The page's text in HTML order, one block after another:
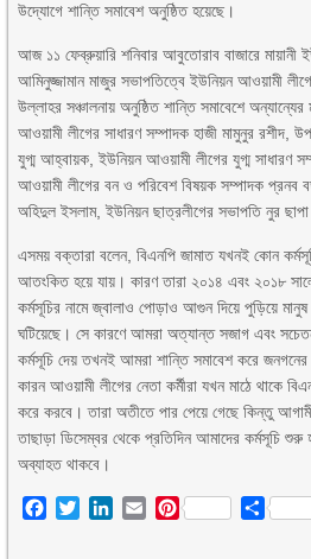
উদ্যোগে শান্তি সমাবেশ অনুষ্ঠিত হয়েছে।
আজ ১১ ফেব্রুয়ারি শনিবার আবুতোরাব বাজারে মায়ানী
আমিনুজ্জামান মাজুর সভাপতিত্বে ইউনিয়ন আওয়ামী
উল্লাহর সঞ্চালনায় অনুষ্ঠিত শান্তি সমাবেশে
আওয়ামী লীগের সাধারণ সম্পাদক হাজী মামুনুর রশীদ,
যুগ্ম আহ্বায়ক, ইউনিয়ন আওয়ামী লীগের যুগ্ম সাধারণ
আওয়ামী লীগের বন ও পরিবেশ বিষয়ক সম্পাদক প্রনব
অহিদুল ইসলাম, ইউনিয়ন ছাত্রলীগের সভাপতি নুর
এসময় বক্তারা বলেন, বিএনপি জামাত যখনই কোন
আতংকিত হয়ে যায়। কারণ তারা ২০১৪ এবং ২০১৮ সালে
কর্মসূচির নামে জ্বালাও পোড়াও আগুন দিয়ে পুড়িয়ে
ঘটিয়েছে। সে কারণে আমরা অত্যান্ত সজাগ এবং
কর্মসূচি দেয় তখনই আমরা শান্তি সমাবেশ করে
কারন আওয়ামী লীগের নেতা কর্মীরা যখন মাঠে থাকে
করে করবে। তারা অতীতে পার পেয়ে গেছে কিন্তু
তাছাড়া ডিসেম্বর থেকে প্রতিদিন আমাদের কর্মসূচি শুরু
অব্যাহত থাকবে।
Facebook
TwitterLinkedIn
EmailPinterest Share